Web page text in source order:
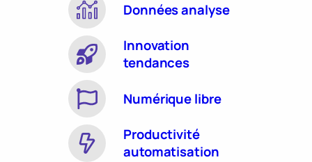
Données analyse
Innovation
tendances
Numérique libre
Productivité
automatisation